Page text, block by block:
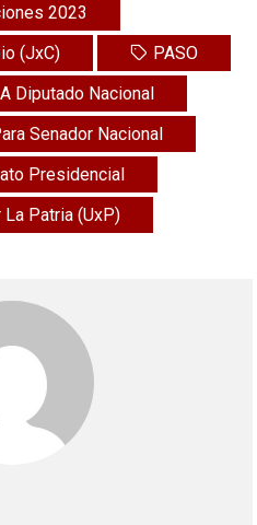
2023
(JxC)
PASO
Diputado Nacional
Senador Nacional
Presidencial
La Patria (UxP)